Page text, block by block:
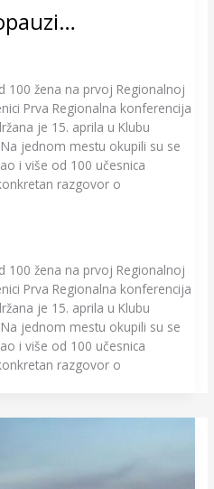
100 žena na prvoj Regionalnoj
Prva Regionalna konferencija
je 15. aprila u Klubu
jednom mestu okupili su se
i više od 100 učesnica
razgovor o
100 žena na prvoj Regionalnoj
Prva Regionalna konferencija
je 15. aprila u Klubu
jednom mestu okupili su se
i više od 100 učesnica
razgovor o